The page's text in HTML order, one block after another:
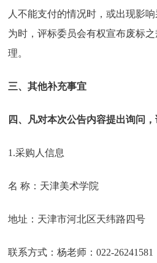
人不能支付的情况时，或出现影
为时，评标委员会有权宣布废标
理。
三、其他补充事宜
四、凡对本次公告内容提出询问，
1.采购人信息
名 称：天津美术学院
地址：天津市河北区
联系方式：杨老师：022-